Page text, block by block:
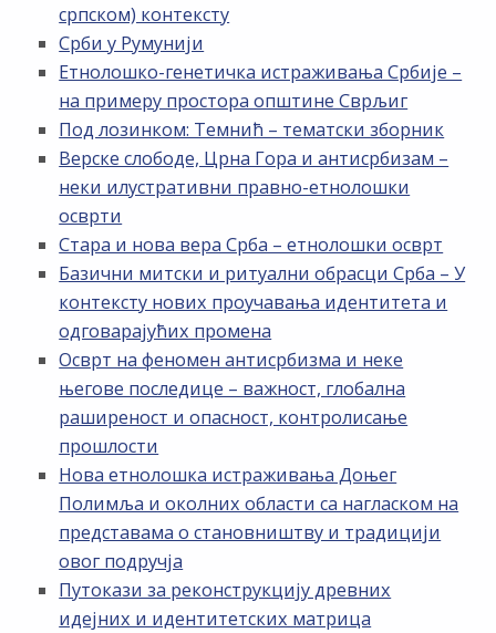
српском) контексту
Срби у Румунији
Етнолошко-генетичка истраживања Србије –
на примеру простора општине Сврљиг
Под лозинком: Темнић – тематски зборник
Верске слободе, Црна Гора и антисрбизам –
неки илустративни правно-етнолошки
осврти
Стара и нова вера Срба – етнолошки осврт
Базични митски и ритуални обрасци Срба – У
контексту нових проучавања идентитета и
одговарајућих промена
Осврт на феномен антисрбизма и неке
његове последице – важност, глобална
раширеност и опасност, контролисање
прошлости
Нова етнолошка истраживања Доњег
Полимља и околних области са нагласком на
представама о становништву и традицији
овог подручја
Путокази за реконструкцију древних
идејних и идентитетских матрица